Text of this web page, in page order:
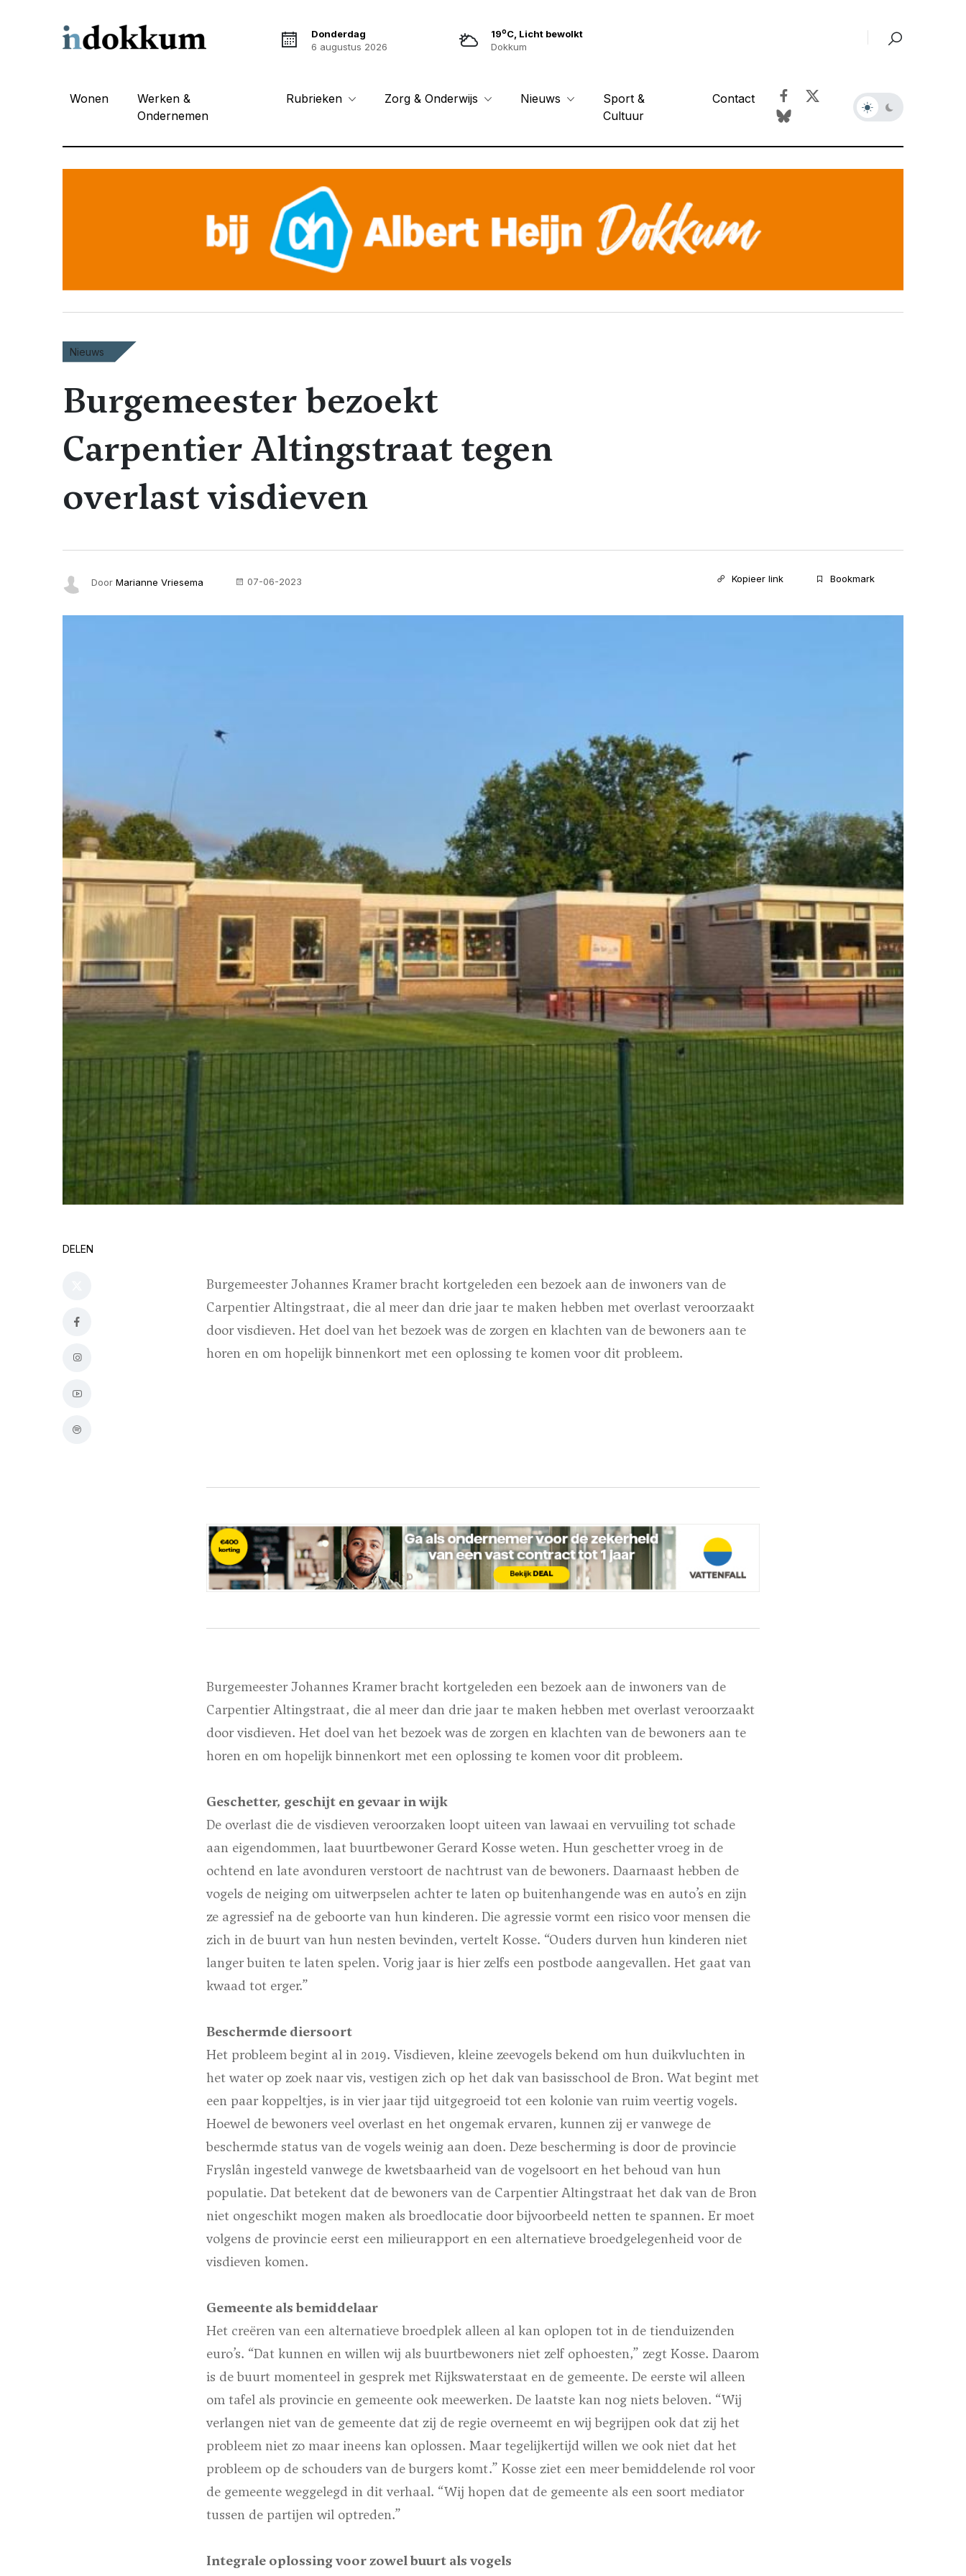
Donderdag
6 augustus 2026
19oC, Licht bewolkt
Dokkum
Wonen
Werken &
Ondernemen
Rubrieken Zorg & Onderwijs Nieuws
Sport &
Cultuur
Contact
Nieuws
Burgemeester bezoekt
Carpentier Altingstraat tegen
overlast visdieven
Door Marianne Vriesema 07-06-2023 Kopieer link Bookmark
DELEN
Burgemeester Johannes Kramer bracht kortgeleden een bezoek aan de inwoners van de
Carpentier Altingstraat, die al meer dan drie jaar te maken hebben met overlast veroorzaakt
door visdieven. Het doel van het bezoek was de zorgen en klachten van de bewoners aan te
horen en om hopelijk binnenkort met een oplossing te komen voor dit probleem.
Burgemeester Johannes Kramer bracht kortgeleden een bezoek aan de inwoners van de
Carpentier Altingstraat, die al meer dan drie jaar te maken hebben met overlast veroorzaakt
door visdieven. Het doel van het bezoek was de zorgen en klachten van de bewoners aan te
horen en om hopelijk binnenkort met een oplossing te komen voor dit probleem.
Geschetter, geschijt en gevaar in wijk
De overlast die de visdieven veroorzaken loopt uiteen van lawaai en vervuiling tot schade
aan eigendommen, laat buurtbewoner Gerard Kosse weten. Hun geschetter vroeg in de
ochtend en late avonduren verstoort de nachtrust van de bewoners. Daarnaast hebben de
vogels de neiging om uitwerpselen achter te laten op buitenhangende was en auto’s en zijn
ze agressief na de geboorte van hun kinderen. Die agressie vormt een risico voor mensen die
zich in de buurt van hun nesten bevinden, vertelt Kosse. “Ouders durven hun kinderen niet
langer buiten te laten spelen. Vorig jaar is hier zelfs een postbode aangevallen. Het gaat van
kwaad tot erger.”
Beschermde diersoort
Het probleem begint al in 2019. Visdieven, kleine zeevogels bekend om hun duikvluchten in
het water op zoek naar vis, vestigen zich op het dak van basisschool de Bron. Wat begint met
een paar koppeltjes, is in vier jaar tijd uitgegroeid tot een kolonie van ruim veertig vogels.
Hoewel de bewoners veel overlast en het ongemak ervaren, kunnen zij er vanwege de
beschermde status van de vogels weinig aan doen. Deze bescherming is door de provincie
Fryslân ingesteld vanwege de kwetsbaarheid van de vogelsoort en het behoud van hun
populatie. Dat betekent dat de bewoners van de Carpentier Altingstraat het dak van de Bron
niet ongeschikt mogen maken als broedlocatie door bijvoorbeeld netten te spannen. Er moet
volgens de provincie eerst een milieurapport en een alternatieve broedgelegenheid voor de
visdieven komen.
Gemeente als bemiddelaar
Het creëren van een alternatieve broedplek alleen al kan oplopen tot in de tienduizenden
euro’s. “Dat kunnen en willen wij als buurtbewoners niet zelf ophoesten,” zegt Kosse. Daarom
is de buurt momenteel in gesprek met Rijkswaterstaat en de gemeente. De eerste wil alleen
om tafel als provincie en gemeente ook meewerken. De laatste kan nog niets beloven. “Wij
verlangen niet van de gemeente dat zij de regie overneemt en wij begrijpen ook dat zij het
probleem niet zo maar ineens kan oplossen. Maar tegelijkertijd willen we ook niet dat het
probleem op de schouders van de burgers komt.” Kosse ziet een meer bemiddelende rol voor
de gemeente weggelegd in dit verhaal. “Wij hopen dat de gemeente als een soort mediator
tussen de partijen wil optreden.”
Integrale oplossing voor zowel buurt als vogels